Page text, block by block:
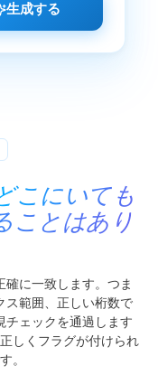
生成する
こにいても
ことはあり
に一致します。つま
ス範囲、正しい桁数で
チェックを通過します
しくフラグが付けられ
。